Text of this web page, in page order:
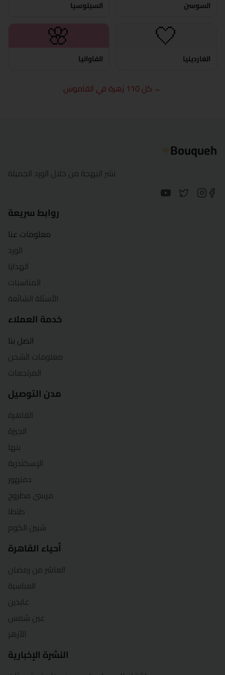
السوسن السيلوسيا
🤍
الغاردينيا
🌸
الفاوانيا
← كل 110 زهرة في القاموس
Bouqueh
🌹
نشر البهجة من خلال الورد الجميلة
روابط سريعة
معلومات عنا
الورد
الهدايا
المناسبات
الأسئلة الشائعة
خدمة العملاء
اتصل بنا
معلومات الشحن
المرتجعات
مدن التوصيل
القاهرة
الجيزة
بنها
الإسكندرية
دمنهور
مرسى مطروح
طنطا
شبين الكوم
أحياء القاهرة
العاشر من رمضان
العباسية
عابدين
عين شمس
الأزهر
النشرة الإخبارية
الأقصر
مرسى مطروح